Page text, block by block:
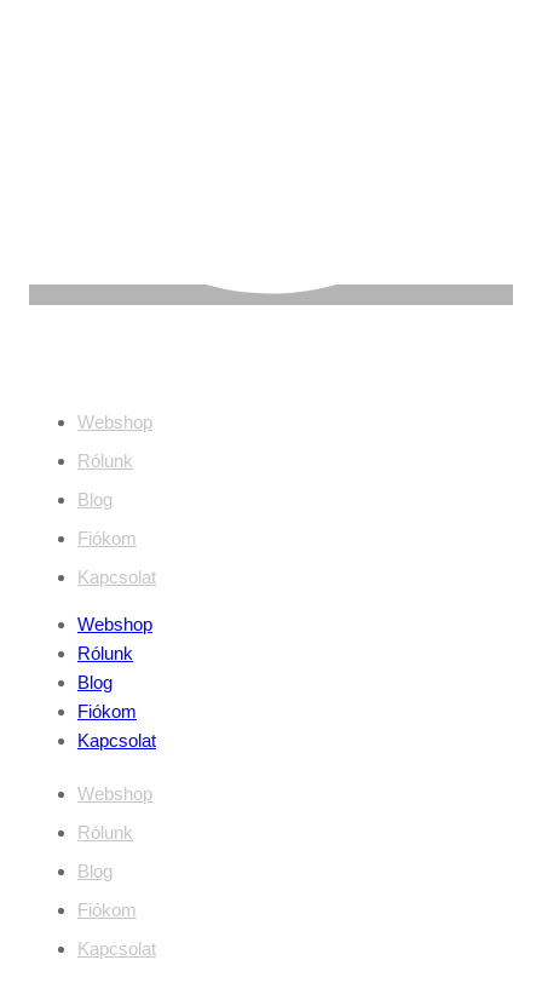
Webshop
Rólunk
Blog
Fiókom
Kapcsolat
Webshop
Rólunk
Blog
Fiókom
Kapcsolat
Webshop
Rólunk
Blog
Fiókom
Kapcsolat